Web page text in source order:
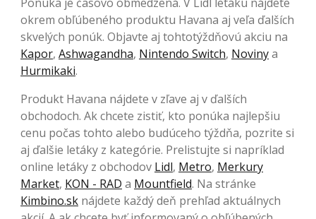
okrem obľúbeného produktu Havana aj veľa ďalších
skvelých ponúk. Objavte aj tohtotýždňovú akciu na
Kapor, Ashwagandha, Nintendo Switch, Novinya
Hurmikaki.
Produkt Havana nájdete v zľave aj v ďalších
obchodoch. Ak chcete zistiť, kto ponúka najlepšiu
cenu počas tohto alebo budúceho týždňa, pozrite si
aj ďalšie letáky z kategórie. Prelistujte si napríklad
online letáky z obchodov Lidl, Metro, Merkury
Market, KON - RAD a Mountfield. Na stránke
Kimbino.sk nájdete každý deň prehľad aktuálnych